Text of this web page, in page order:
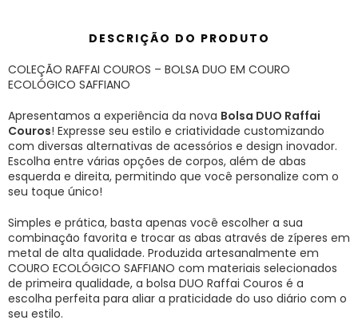
DESCRIÇÃO DO PRODUTO
COLEÇÃO RAFFAI COUROS – BOLSA DUO EM COURO
ECOLÓGICO SAFFIANO
Apresentamos a experiência da nova Bolsa DUO Raffai
Couros! Expresse seu estilo e criatividade customizando
com diversas alternativas de acessórios e design inovador.
Escolha entre várias opções de corpos, além de abas
esquerda e direita, permitindo que você personalize com o
seu toque único!
Simples e prática, basta apenas você escolher a sua
combinação favorita e trocar as abas através de zíperes em
metal de alta qualidade. Produzida artesanalmente em
COURO ECOLÓGICO SAFFIANO com materiais selecionados
de primeira qualidade, a bolsa DUO Raffai Couros é a
escolha perfeita para aliar a praticidade do uso diário com o
seu estilo.